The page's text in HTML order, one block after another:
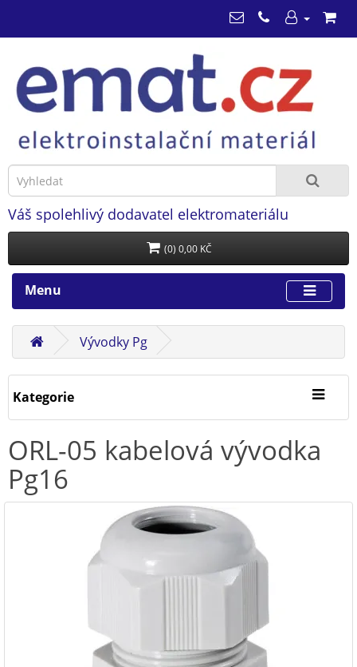
Váš spolehlivý dodavatel elektromateriálu
(0) 0,00 KČ
Menu
Vývodky Pg
Kategorie
ORL-05 kabelová vývodka
Pg16